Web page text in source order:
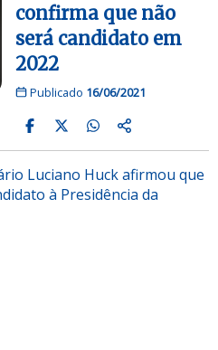
confirma que não
será candidato em
2022
Publicado 16/06/2021
Luciano Huck afirmou que
à Presidência da